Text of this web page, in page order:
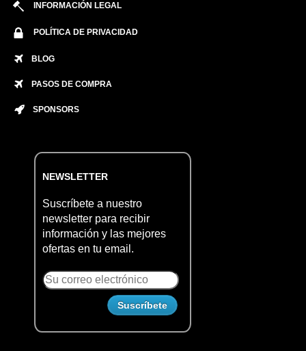
INFORMACIÓN LEGAL
POLÍTICA DE PRIVACIDAD
BLOG
PASOS DE COMPRA
SPONSORS
NEWSLETTER
Suscríbete a nuestro
newsletter para recibir
información y las mejores
ofertas en tu email.